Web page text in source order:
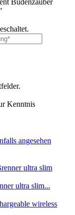
Kenntnis
angesehen
ultra slim...